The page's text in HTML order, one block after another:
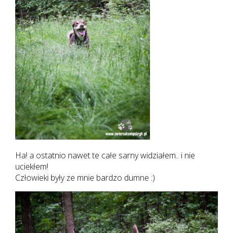
Ha! a ostatnio nawet te całe sarny widziałem.. i nie
uciekłem!
Człowieki były ze mnie bardzo dumne :)